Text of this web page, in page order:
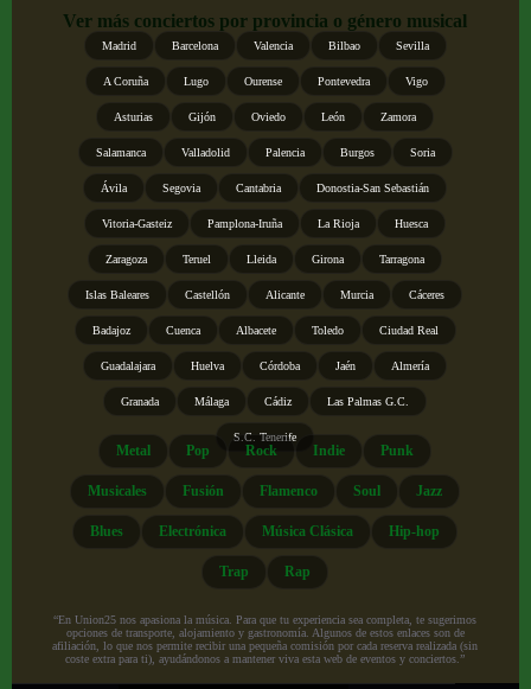
Ver más conciertos por provincia o género musical
Madrid Barcelona Valencia Bilbao Sevilla
A Coruña Lugo Ourense Pontevedra Vigo
Asturias Gijón Oviedo León Zamora
Salamanca Valladolid Palencia Burgos Soria
Ávila Segovia Cantabria Donostia-San Sebastián
Vitoria-Gasteiz Pamplona-Iruña La Rioja Huesca
Zaragoza Teruel Lleida Girona Tarragona
Islas Baleares Castellón Alicante Murcia Cáceres
Badajoz Cuenca Albacete Toledo Ciudad Real
Guadalajara Huelva Córdoba Jaén Almería
Granada Málaga Cádiz Las Palmas G.C.
S.C. Tenerife
Metal Pop Rock Indie Punk
Musicales Fusión Flamenco Soul Jazz
Blues Electrónica Música Clásica Hip-hop
Trap Rap
“En Union25 nos apasiona la música. Para que tu experiencia sea completa, te sugerimos
opciones de transporte, alojamiento y gastronomía. Algunos de estos enlaces son de
afiliación, lo que nos permite recibir una pequeña comisión por cada reserva realizada (sin
coste extra para ti), ayudándonos a mantener viva esta web de eventos y conciertos.”